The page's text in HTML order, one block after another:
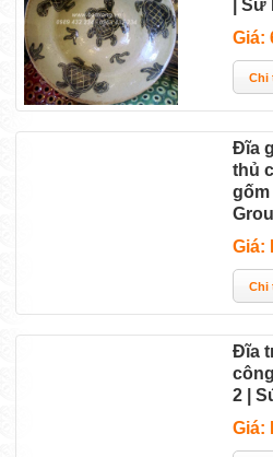
|
Giá:
Đĩa
thủ
gốm
Giá:
Đĩa
2 |
Giá: